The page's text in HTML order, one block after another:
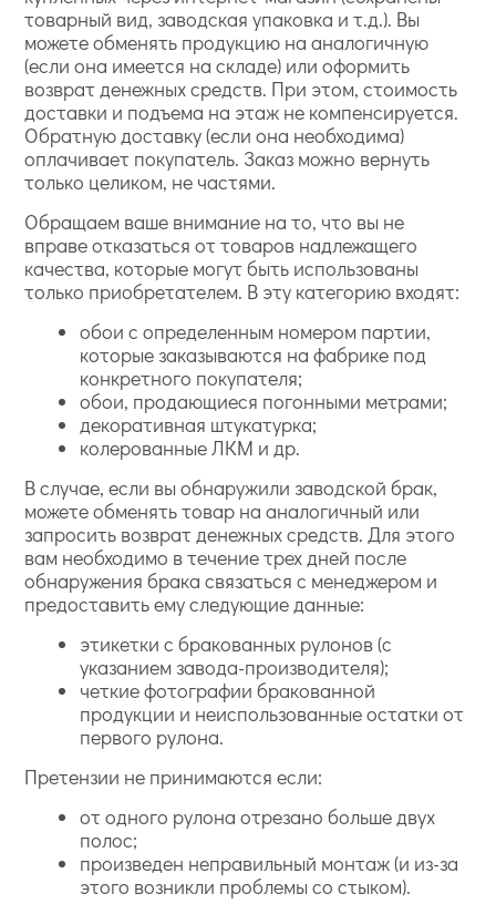
товарный вид, заводская упаковка и т.д.). Вы
можете обменять продукцию на аналогичную
(если она имеется на складе) или оформить
возврат денежных средств. При этом, стоимость
доставки и подъема на этаж не компенсируется.
Обратную доставку (если она необходима)
оплачивает покупатель. Заказ можно вернуть
только целиком, не частями.
Обращаем ваше внимание на то, что вы не
вправе отказаться от товаров надлежащего
качества, которые могут быть использованы
только приобретателем. В эту категорию входят:
обои с определенным номером партии,
которые заказываются на фабрике под
конкретного покупателя;
обои, продающиеся погонными метрами;
декоративная штукатурка;
колерованные ЛКМ и др.
В случае, если вы обнаружили заводской брак,
можете обменять товар на аналогичный или
запросить возврат денежных средств. Для этого
вам необходимо в течение трех дней после
обнаружения брака связаться с менеджером и
предоставить ему следующие данные:
этикетки с бракованных рулонов (с
указанием завода-производителя);
четкие фотографии бракованной
продукции и неиспользованные остатки от
первого рулона.
Претензии не принимаются если:
от одного рулона отрезано больше двух
полос;
произведен неправильный монтаж (и из-за
этого возникли проблемы со стыком).